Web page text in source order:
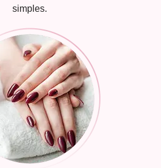
simples.